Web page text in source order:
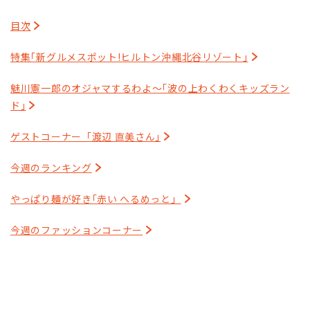
目次
特集｢新グルメスポット!ヒルトン沖縄北谷リゾート｣
魅川憲一郎のオジャマするわよ～｢波の上わくわくキッズラン
ド｣
ゲストコーナー「渡辺 直美さん｣
今週のランキング
やっぱり麺が好き｢赤い へるめっと」
今週のファッションコーナー